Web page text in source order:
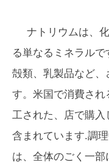
ナトリウムは、
る単なるミネラル
殻類、乳製品など、
す。米国で消費さ
工された、店で購
含まれています.調
は、全体のごく一部